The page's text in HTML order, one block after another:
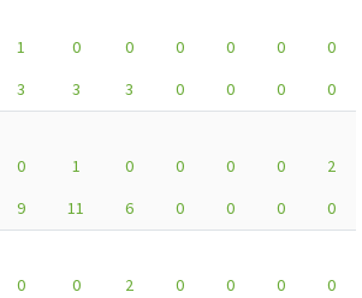
1 0 0 0 0 0
0
3 3 3 0 0 0
0
0 1 0 0 0 0
2
9 11 6 0 0 0
0
0 0 2 0 0 0
0